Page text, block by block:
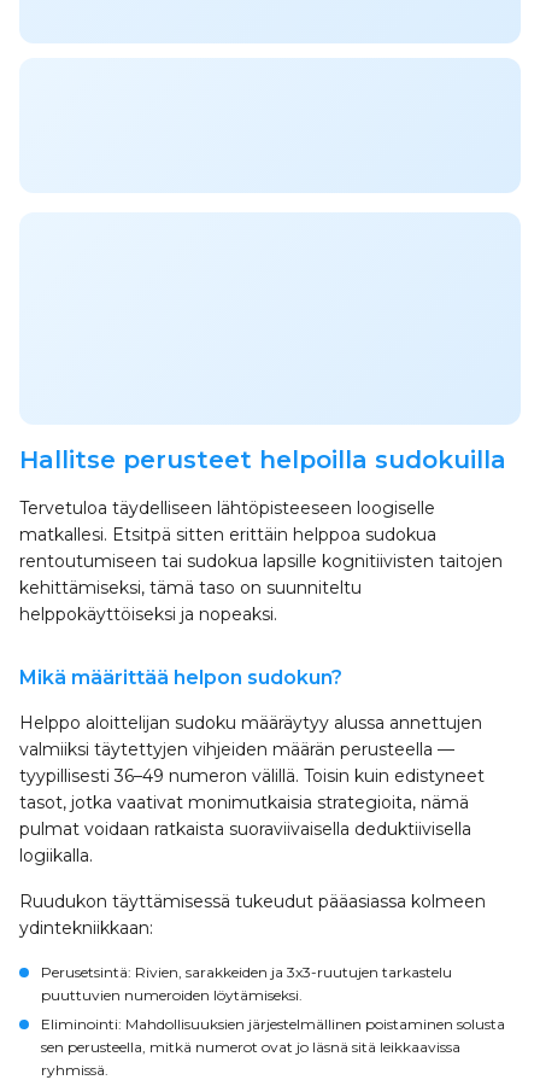
Hallitse perusteet helpoilla sudokuilla
Tervetuloa täydelliseen lähtöpisteeseen loogiselle
matkallesi. Etsitpä sitten erittäin helppoa sudokua
rentoutumiseen tai sudokua lapsille kognitiivisten taitojen
kehittämiseksi, tämä taso on suunniteltu
helppokäyttöiseksi ja nopeaksi.
Mikä määrittää helpon sudokun?
Helppo aloittelijan sudoku määräytyy alussa annettujen
valmiiksi täytettyjen vihjeiden määrän perusteella —
tyypillisesti 36–49 numeron välillä. Toisin kuin edistyneet
tasot, jotka vaativat monimutkaisia strategioita, nämä
pulmat voidaan ratkaista suoraviivaisella deduktiivisella
logiikalla.
Ruudukon täyttämisessä tukeudut pääasiassa kolmeen
ydintekniikkaan:
Perusetsintä: Rivien, sarakkeiden ja 3x3-ruutujen tarkastelu
puuttuvien numeroiden löytämiseksi.
Eliminointi: Mahdollisuuksien järjestelmällinen poistaminen solusta
sen perusteella, mitkä numerot ovat jo läsnä sitä leikkaavissa
ryhmissä.